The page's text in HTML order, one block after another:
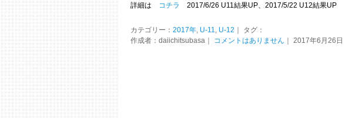
詳細は コチラ 2017/6/26 U11結果UP、2017/5/22 U12結果UP
カテゴリー： 2017年 U-11 U-12 ｜ タグ：
作成者：daiichitsubasa｜
コメントはありません ｜ 2017年6月26日